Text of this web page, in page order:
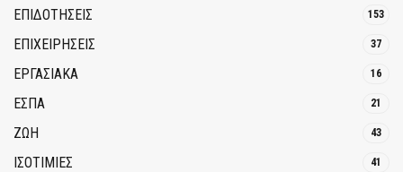
ΕΠΙΔΟΤΗΣΕΙΣ 153
ΕΠΙΧΕΙΡΗΣΕΙΣ 37
ΕΡΓΑΣΙΑΚΑ 16
ΕΣΠΑ 21
ΖΩΗ 43
ΙΣΟΤΙΜΙΕΣ 41